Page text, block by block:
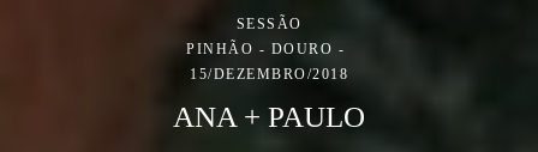
SESSÃO
PINHÃO - DOURO
15/DEZEMBRO/2018
ANA + PAULO